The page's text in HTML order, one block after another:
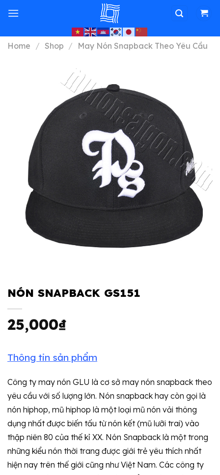
Home
/ Shop / May Nón Snapback Theo Yêu Cầu
NÓN SNAPBACK GS151
25,000₫
Thông tin sản phẩm
Công ty may nón GLU là cơ sở may nón snapback theo
yêu cầu với số lượng lớn. Nón snapback hay còn gọi là
nón hiphop, mũ hiphop là một loại mũ nón vải thông
dụng nhất được biến tấu từ nón kết (mũ lưỡi trai) vào
thập niên 80 của thế kỉ XX. Nón Snapback là một trong
những kiểu nón thời trang được giới trẻ yêu thích nhất
hiện nay trên thế giới cũng như Việt Nam. Các công ty